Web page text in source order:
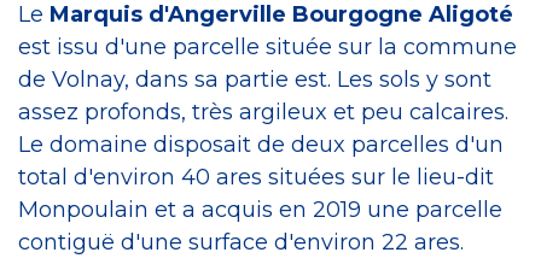
Le Marquis d'Angerville Bourgogne Aligoté
est issu d'une parcelle située sur la commune
de Volnay, dans sa partie est. Les sols y sont
assez profonds, très argileux et peu calcaires.
Le domaine disposait de deux parcelles d'un
total d'environ 40 ares situées sur le lieu-dit
Monpoulain et a acquis en 2019 une parcelle
contiguë d'une surface d'environ 22 ares.